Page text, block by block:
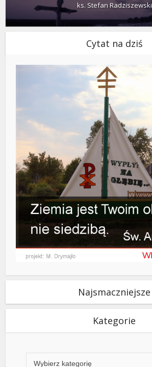
ks. Stefan Radziszewski
Cytat na dziś
Najsmaczniejsze
Kategorie